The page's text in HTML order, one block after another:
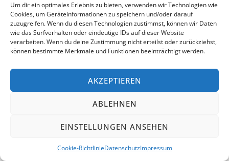
Um dir ein optimales Erlebnis zu bieten, verwenden wir Technologien wie
Cookies, um Geräteinformationen zu speichern und/oder darauf
zuzugreifen. Wenn du diesen Technologien zustimmst, können wir Daten
wie das Surfverhalten oder eindeutige IDs auf dieser Website
verarbeiten. Wenn du deine Zustimmung nicht erteilst oder zurückziehst,
können bestimmte Merkmale und Funktionen beeinträchtigt werden.
AKZEPTIEREN
ABLEHNEN
EINSTELLUNGEN ANSEHEN
Cookie-RichtlinieDatenschutzImpressum